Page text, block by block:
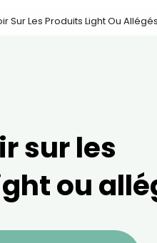
Sur Les Produits Light Ou Allégés
sur les
ou